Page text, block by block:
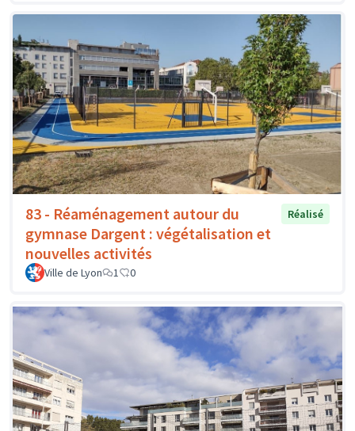
83 - Réaménagement autour du
gymnase Dargent : végétalisation et
nouvelles activités
Réalisé
Ville de Lyon 1 0